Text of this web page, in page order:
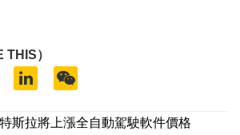
）
斯拉將上漲全自動駕駛軟件價格